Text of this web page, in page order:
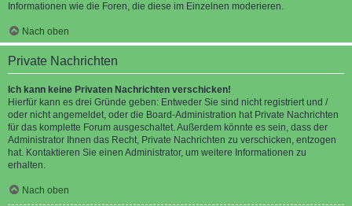
Informationen wie die Foren, die diese im Einzelnen moderieren.
Nach oben
Private Nachrichten
Ich kann keine Privaten Nachrichten verschicken!
Hierfür kann es drei Gründe geben: Entweder Sie sind nicht registriert und /
oder nicht angemeldet, oder die Board-Administration hat Private Nachrichten
für das komplette Forum ausgeschaltet. Außerdem könnte es sein, dass der
Administrator Ihnen das Recht, Private Nachrichten zu verschicken, entzogen
hat. Kontaktieren Sie einen Administrator, um weitere Informationen zu
erhalten.
Nach oben